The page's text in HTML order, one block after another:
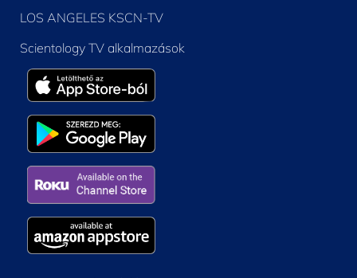
LOS ANGELES KSCN-TV
Scientology TV alkalmazások